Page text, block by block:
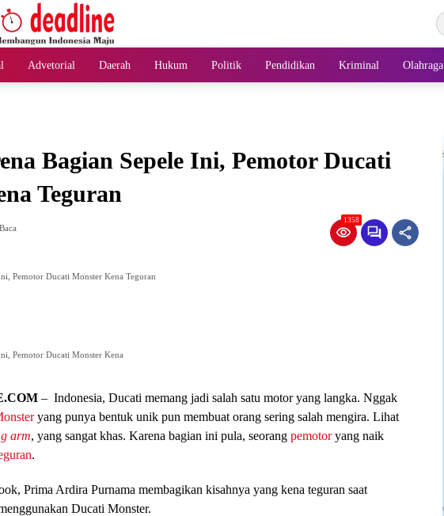
Advetorial Daerah Hukum Politik Pendidikan Kriminal Olahraga
Bagian Sepele Ini, Pemotor Ducati
Teguran
1358
Pemotor Ducati Monster Kena Teguran
Pemotor Ducati Monster Kena
OM – Indonesia, Ducati memang jadi salah satu motor yang langka. Nggak
yang punya bentuk unik pun membuat orang sering salah mengira. Lihat
arm, yang sangat khas. Karena bagian ini pula, seorang pemotoryang naik
.
Prima Ardira Purnama membagikan kisahnya yang kena teguran saat
Ducati Monster.